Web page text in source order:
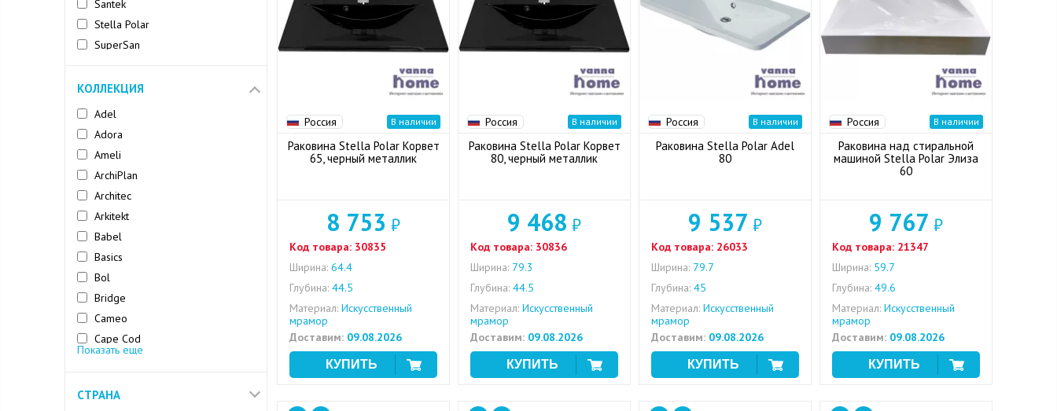
Santek
Stella Polar
SuperSan
Vitra
КОЛЛЕКЦИЯ
Adel
Adora
Ameli
ArchiPlan
Architec
Arkitekt
Babel
Basics
Bol
Bridge
Cameo
Cape Cod
Colour
Показать еще
СТРАНА
Россия В наличии
Раковина Stella Polar Корвет
65, черный металлик
8 753 ₽
Код товара: 30835
Ширина: 64.4
Глубина: 44.5
Материал: Искусственный
мрамор
Доставим: 09.08.2026
Россия В наличии
Раковина Stella Polar Корвет
80, черный металлик
9 468 ₽
Код товара: 30836
Ширина: 79.3
Глубина: 44.5
Материал: Искусственный
мрамор
Доставим: 09.08.2026
Россия В наличии
Раковина Stella Polar Adel
80
9 537 ₽
Код товара: 26033
Ширина: 79.7
Глубина: 45
Материал: Искусственный
мрамор
Доставим: 09.08.2026
Россия В наличии
Раковина над стиральной
машиной Stella Polar Элиза
60
9 767 ₽
Код товара: 21347
Ширина: 59.7
Глубина: 49.6
Материал: Искусственный
мрамор
Доставим: 09.08.2026